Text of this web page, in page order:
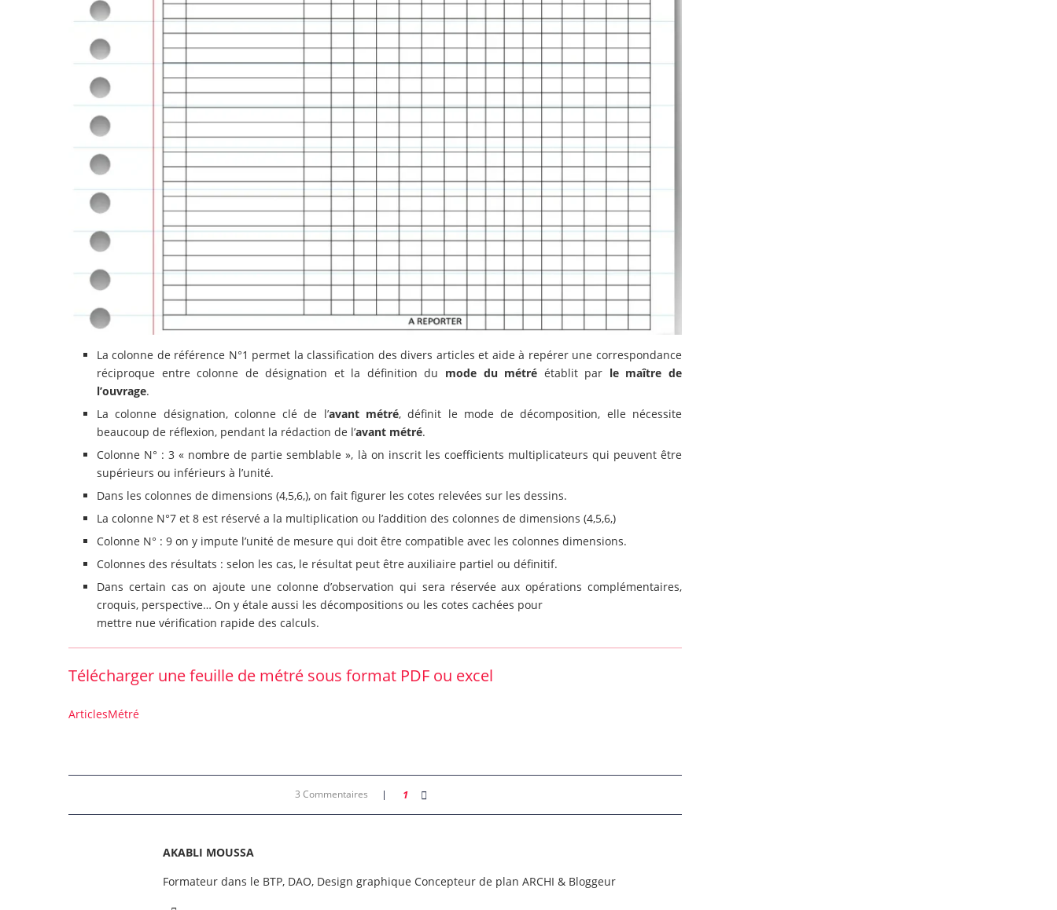
La colonne de référence N°1 permet la classification des divers articles et aide à repérer une correspondance
réciproque entre colonne de désignation et la définition du mode du métré établit par le maître de
l’ouvrage.
La colonne désignation, colonne clé de l’avant métré, définit le mode de décomposition, elle nécessite
beaucoup de réflexion, pendant la rédaction de l’avant métré.
Colonne N° : 3 « nombre de partie semblable », là on inscrit les coefficients multiplicateurs qui peuvent être
supérieurs ou inférieurs à l’unité.
Dans les colonnes de dimensions (4,5,6,), on fait figurer les cotes relevées sur les dessins.
La colonne N°7 et 8 est réservé a la multiplication ou l’addition des colonnes de dimensions (4,5,6,)
Colonne N° : 9 on y impute l’unité de mesure qui doit être compatible avec les colonnes dimensions.
Colonnes des résultats : selon les cas, le résultat peut être auxiliaire partiel ou définitif.
Dans certain cas on ajoute une colonne d’observation qui sera réservée aux opérations complémentaires,
croquis, perspective… On y étale aussi les décompositions ou les cotes cachées pour
mettre nue vérification rapide des calculs.
Télécharger une feuille de métré sous format PDF ou excel
ArticlesMétré
3 Commentaires 1
AKABLI MOUSSA
Formateur dans le BTP, DAO, Design graphique Concepteur de plan ARCHI & Bloggeur